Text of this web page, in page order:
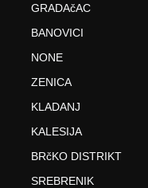
GRADAčAC
BANOVICI
NONE
ZENICA
KLADANJ
KALESIJA
BRčKO DISTRIKT
SREBRENIK